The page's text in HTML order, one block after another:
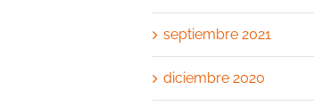
septiembre 2021
diciembre 2020